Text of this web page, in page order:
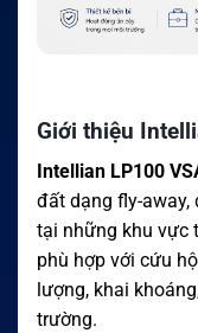
Giới thiệu
Intellian LP100
đất dạng fly-away,
tại những khu vực
phù hợp với cứu
lượng, khai
trường.